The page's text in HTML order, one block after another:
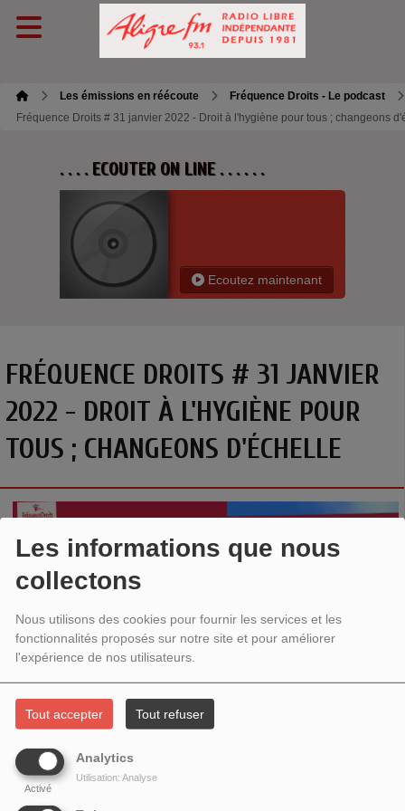
Les informations que nous
collectons
Nous utilisons des cookies pour fournir les services et les
fonctionnalités proposés sur notre site et pour améliorer
l'expérience de nos utilisateurs.
Tout accepter Tout refuser
Analytics
Activé
Utilisation: Analyse
Les émissions en réécoute
Fréquence Droits - Le podcast
Fréquence Droits # 31 janvier 2022 - Droit à l'hygiène pour tous ; changeons
. . . . ECOUTER ON LINE . . . . . .
Ecoutez maintenant
FRÉQUENCE DROITS # 31 JANVIER
2022 - DROIT À L'HYGIÈNE POUR
TOUS ; CHANGEONS D'ÉCHELLE
Se doucher tous les jours, ou au moins régulièrement, est
tenu pour un acquis. Pourtant, entre les problèmes de
canalisations, les habitations insalubres et les gens n'ayant
tout simplement pas de logement, nombre d'entre nous n'ont